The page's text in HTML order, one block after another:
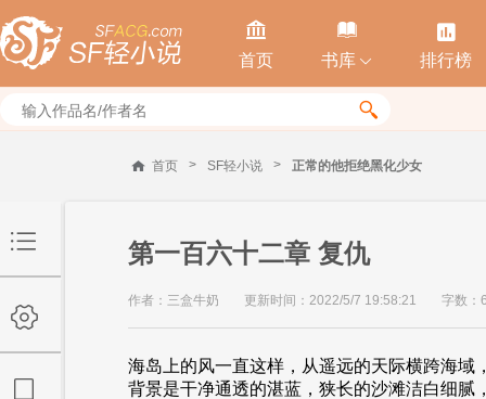

首页

书库 

排行榜

首页 > SF轻小说 > 正常的他拒绝黑化少女
第一百六十二章 复仇
作者：三盒牛奶 更新时间：2022/5/7 19:58:21 字数：
海岛上的风一直这样，从遥远的天际横跨海
背景是干净通透的湛蓝，狭长的沙滩洁白细